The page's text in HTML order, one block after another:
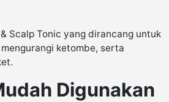
Scalp Tonic yang dirancang untuk
ketombe, serta
Digunakan